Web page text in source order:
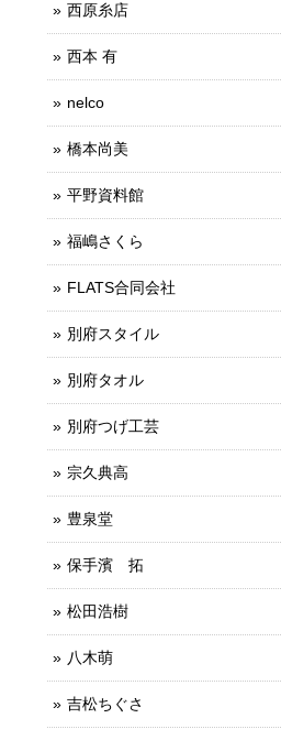
西原糸店
西本 有
nelco
橋本尚美
平野資料館
福嶋さくら
FLATS合同会社
別府スタイル
別府タオル
別府つげ工芸
宗久典高
豊泉堂
保手濱 拓
松田浩樹
八木萌
吉松ちぐさ